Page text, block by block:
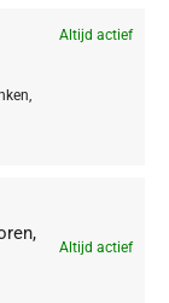
Altijd actief
Altijd actief